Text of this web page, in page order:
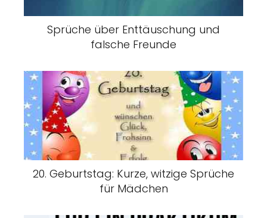
Sprüche über Enttäuschung und
falsche Freunde
20. Geburtstag: Kurze, witzige Sprüche
für Mädchen